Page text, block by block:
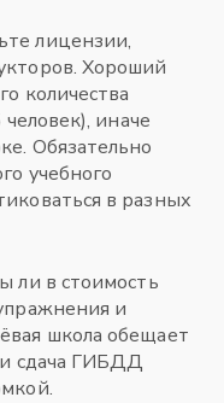
лицензии,
Хороший
количества
иначе
Обязательно
учебного
в разных
ли в стоимость
и
школа обещает
сдача ГИБДД